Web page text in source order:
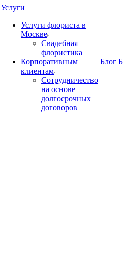
Услуги
Услуги флориста в
Москве
Свадебная
флористика
Корпоративным
клиентам
Сотрудничество
на основе
долгосрочных
договоров
Блог